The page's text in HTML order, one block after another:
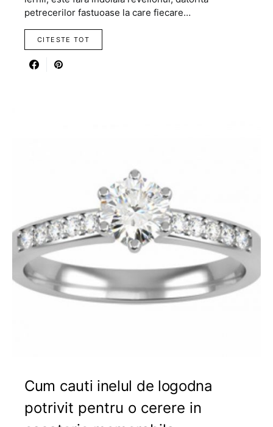
petrecerilor fastuoase la care fiecare…
CITESTE TOT
Cum cauti inelul de logodna
potrivit pentru o cerere in